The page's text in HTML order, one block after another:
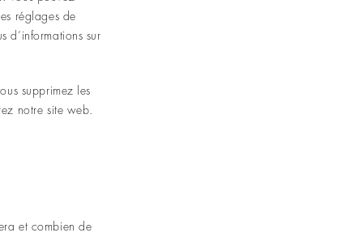
réglages de
d’informations sur
supprimez les
notre site web.
et combien de